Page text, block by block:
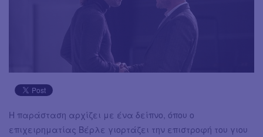
Η παράσταση αρχίζει με ένα δείπνο, όπου ο
επιχειρηματίας Βέρλε γιορτάζει την επιστροφή του γιου